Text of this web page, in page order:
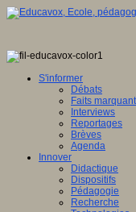
S'informer
Débats
Faits
Interviews
Reportages
Brèves
Agenda
Innover
Didactique
Dispositifs
Pédagogie
Recherche